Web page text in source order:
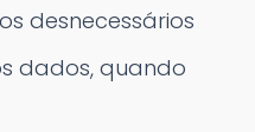
desnecessários
dados, quando